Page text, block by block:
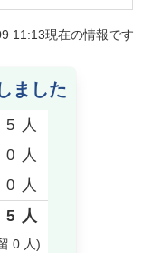
11:13現在の情報です
ました
5 人
0 人
0 人
5 人
0 人)